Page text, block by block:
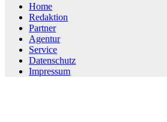
Home
Redaktion
Partner
Agentur
Service
Datenschutz
Impressum